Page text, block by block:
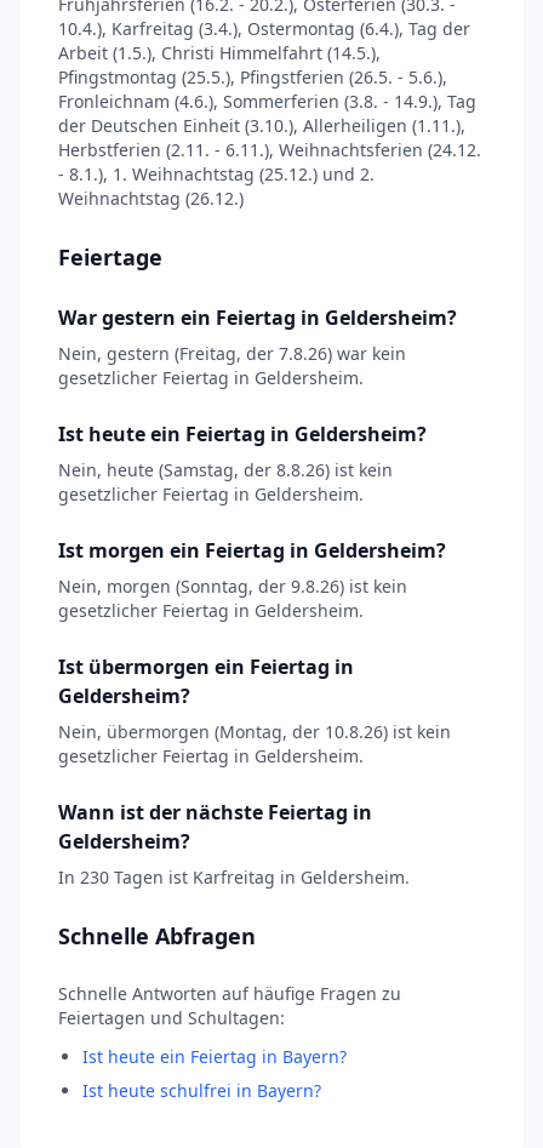
10.4.), Karfreitag (3.4.), Ostermontag (6.4.), Tag der
Arbeit (1.5.), Christi Himmelfahrt (14.5.),
Pfingstmontag (25.5.), Pfingstferien (26.5. - 5.6.),
Fronleichnam (4.6.), Sommerferien (3.8. - 14.9.), Tag
der Deutschen Einheit (3.10.), Allerheiligen (1.11.),
Herbstferien (2.11. - 6.11.), Weihnachtsferien (24.12.
- 8.1.), 1. Weihnachtstag (25.12.) und 2.
Weihnachtstag (26.12.)
Feiertage
War gestern ein Feiertag in Geldersheim?
Nein, gestern (Freitag, der 7.8.26) war kein
gesetzlicher Feiertag in Geldersheim.
Ist heute ein Feiertag in Geldersheim?
Nein, heute (Samstag, der 8.8.26) ist kein
gesetzlicher Feiertag in Geldersheim.
Ist morgen ein Feiertag in Geldersheim?
Nein, morgen (Sonntag, der 9.8.26) ist kein
gesetzlicher Feiertag in Geldersheim.
Ist übermorgen ein Feiertag in
Geldersheim?
Nein, übermorgen (Montag, der 10.8.26) ist kein
gesetzlicher Feiertag in Geldersheim.
Wann ist der nächste Feiertag in
Geldersheim?
In 230 Tagen ist Karfreitag in Geldersheim.
Schnelle Abfragen
Schnelle Antworten auf häufige Fragen zu
Feiertagen und Schultagen:
Ist heute ein Feiertag in Bayern?
Ist heute schulfrei in Bayern?